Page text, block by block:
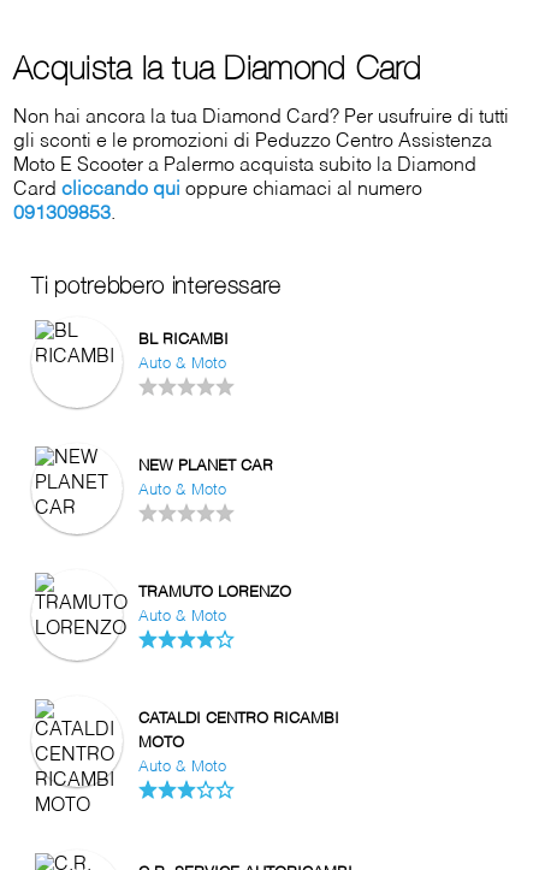
Acquista la tua Diamond Card
Non hai ancora la tua Diamond Card? Per usufruire di tutti
gli sconti e le promozioni di Peduzzo Centro Assistenza
Moto E Scooter a Palermo acquista subito la Diamond
Cardcliccando qui oppure chiamaci al numero
091309853.
Ti potrebbero interessare
BL RICAMBI
Auto & Moto
NEW PLANET CAR
Auto & Moto
TRAMUTO LORENZO
Auto & Moto
CATALDI CENTRO RICAMBI
MOTO
Auto & Moto